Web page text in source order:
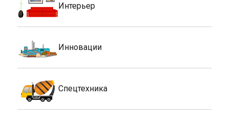
Интерьер
Инновации
Спецтехника